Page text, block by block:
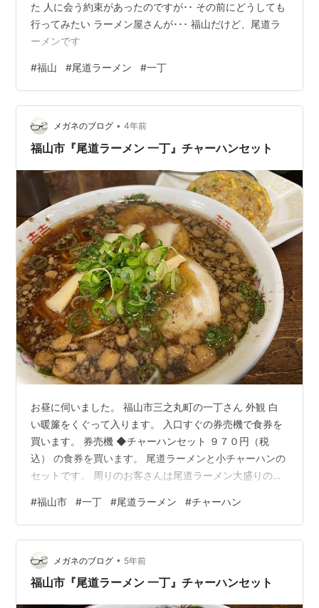
た 人に会う約束があったのですが･･ その前にどうしても
行ってみたい ラーメン屋さんが･･･ 福山だけど、尾道ラ
ーメンです
#福山 #尾道ラーメン #一丁
メガネのブログ • 4年前
福山市『尾道ラーメン 一丁』チャーハンセット
お昼に伺いました。 福山市三之丸町の一丁さん 外観 白
い暖簾をくぐって入ります。 入口すぐの券売機で食券を
買います。 券売機 ◆チャーハンセット ９７０円（税
込） の食券を買います。 尾道ラーメンと小チャーハンの
セットです。 周りのお客さんは尾道ラーメン大盛りの単
製のコップは水の冷たさが手にも伝わります。 厨房内で
は中華鍋でチャーハンの調理が始まりました。 中華鍋の
小刻みな金属音が心地良いです。 手際よくスピーディに
出来上がりました。 チャーハン きました！ チャーハン
チャーハン チャーハンはお米が一粒一粒感じられるパラ
#福山市 #一丁 #尾道ラーメン #チャーハン
メガネのブログ • 5年前
福山市『尾道ラーメン 一丁』チャーハンセット